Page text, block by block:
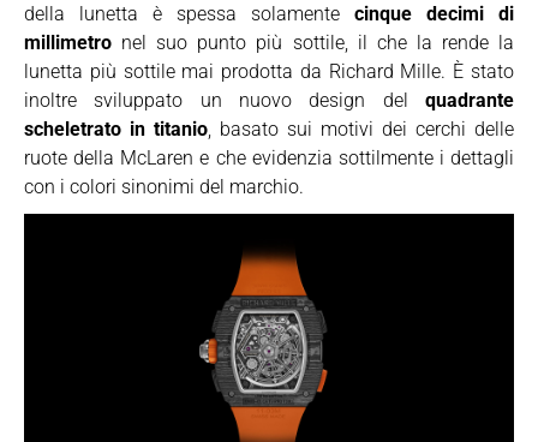
della lunetta è spessa solamente cinque decimi di
millimetro nel suo punto più sottile, il che la rende la
lunetta più sottile mai prodotta da Richard Mille. È stato
inoltre sviluppato un nuovo design del quadrante
scheletrato in titanio , basato sui motivi dei cerchi delle
ruote della McLaren e che evidenzia sottilmente i dettagli
con i colori sinonimi del marchio.